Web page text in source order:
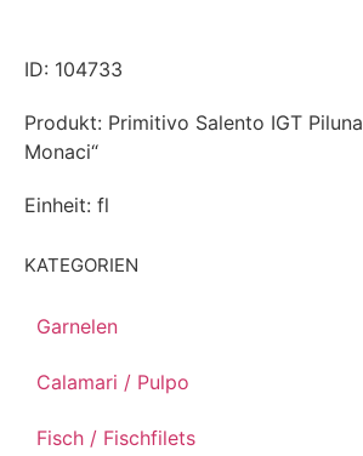
KATEGORIEN
Garnelen
Calamari / Pulpo
Fisch / Fischfilets
ID: 104733
Produkt: Primitivo Salento IGT
Monaci“
Einheit: fl